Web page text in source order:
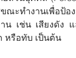
ขณะทำงานเพื่อ
น เช่น เสียงดัง
หรือทับ เป็นต้น